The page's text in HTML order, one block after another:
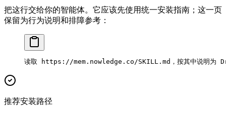
把这行交给你的智能体。它应该先使用统一安装指南；这一页
保留为行为说明和排障参考：
读取 https://mem.nowledge.co/SKILL.md，按其中说明为
推荐安装路径